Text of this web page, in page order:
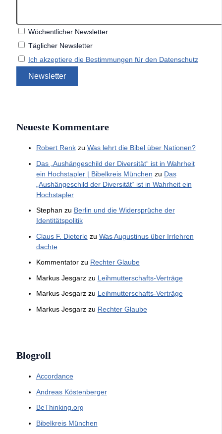
Wöchentlicher Newsletter
Täglicher Newsletter
Ich akzeptiere die Bestimmungen für den Datenschutz
Neueste Kommentare
Robert Renkzu Was lehrt die Bibel über Nationen?
Das „Aushängeschild der Diversität“ ist in Wahrheit
ein Hochstapler | Bibelkreis München zu Das
„Aushängeschild der Diversität“ ist in Wahrheit ein
Hochstapler
Stephan zu Berlin und die Widersprüche der
Identitätspolitik
Claus F. Dieterlezu Was Augustinus über Irrlehren
dachte
Kommentatorzu Rechter Glaube
Markus Jesgarzzu Leihmutterschafts-Verträge
Markus Jesgarzzu Leihmutterschafts-Verträge
Markus Jesgarzzu Rechter Glaube
Blogroll
Accordance
Andreas Köstenberger
BeThinking.org
Bibelkreis München